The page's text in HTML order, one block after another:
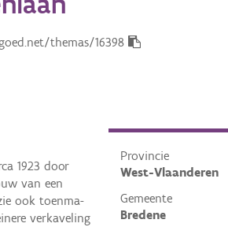
themas/16398
Provincie
West-Vlaanderen
Gemeente
Bredene
1923 door
van een
ook toen­ma­
verkaveling